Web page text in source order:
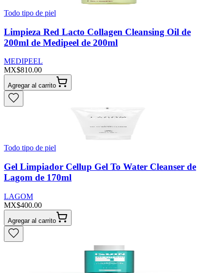
Todo tipo de piel
Limpieza Red Lacto Collagen Cleansing Oil de
200ml de Medipeel de 200ml
MEDIPEEL
MX$810.00
Agregar al carrito
Todo tipo de piel
Gel Limpiador Cellup Gel To Water Cleanser de
Lagom de 170ml
LAGOM
MX$400.00
Agregar al carrito